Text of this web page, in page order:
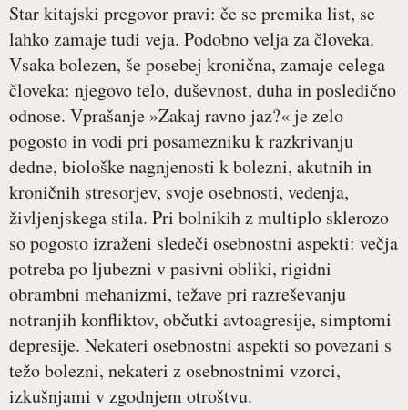
Star kitajski pregovor pravi: če se premika list, se
lahko zamaje tudi veja. Podobno velja za človeka.
Vsaka bolezen, še posebej kronična, zamaje celega
človeka: njegovo telo, duševnost, duha in posledično
odnose. Vprašanje »Zakaj ravno jaz?« je zelo
pogosto in vodi pri posamezniku k razkrivanju
dedne, biološke nagnjenosti k bolezni, akutnih in
kroničnih stresorjev, svoje osebnosti, vedenja,
življenjskega stila. Pri bolnikih z multiplo sklerozo
so pogosto izraženi sledeči osebnostni aspekti: večja
potreba po ljubezni v pasivni obliki, rigidni
obrambni mehanizmi, težave pri razreševanju
notranjih konfliktov, občutki avtoagresije, simptomi
depresije. Nekateri osebnostni aspekti so povezani s
težo bolezni, nekateri z osebnostnimi vzorci,
izkušnjami v zgodnjem otroštvu.